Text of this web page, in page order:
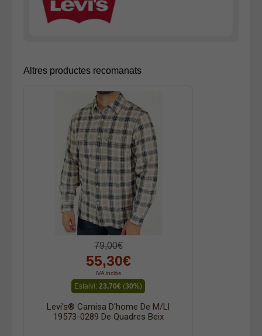
Altres productes recomanats
79,00€
55,30€
IVA inclòs
Estalvi: 23,70€ (30%)
Levi's® Camisa D'home De M/ll
19573-0289 De Quadres Beix